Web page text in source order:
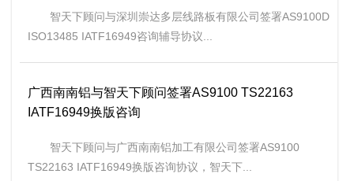
智天下顾问与深圳崇达多层线路板有限公司签署AS9100D
ISO13485 IATF16949咨询辅导协议...
广西南南铝与智天下顾问签署AS9100 TS22163
IATF16949换版咨询
智天下顾问与广西南南铝加工有限公司签署AS9100
TS22163 IATF16949换版咨询协议，智天下...